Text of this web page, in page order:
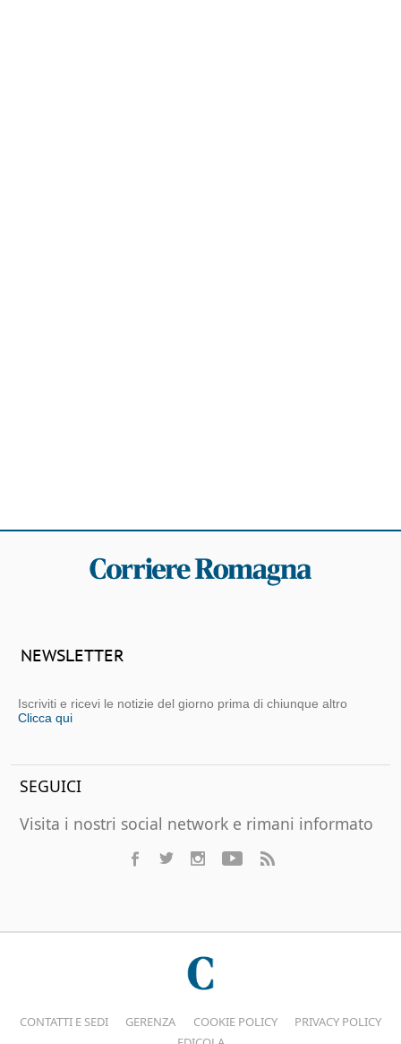
NEWSLETTER
Iscriviti e ricevi le notizie del giorno prima di chiunque altro
Clicca qui
SEGUICI
Visita i nostri social network e rimani informato
CONTATTI E SEDI GERENZA COOKIE POLICY
PRIVACY POLICY